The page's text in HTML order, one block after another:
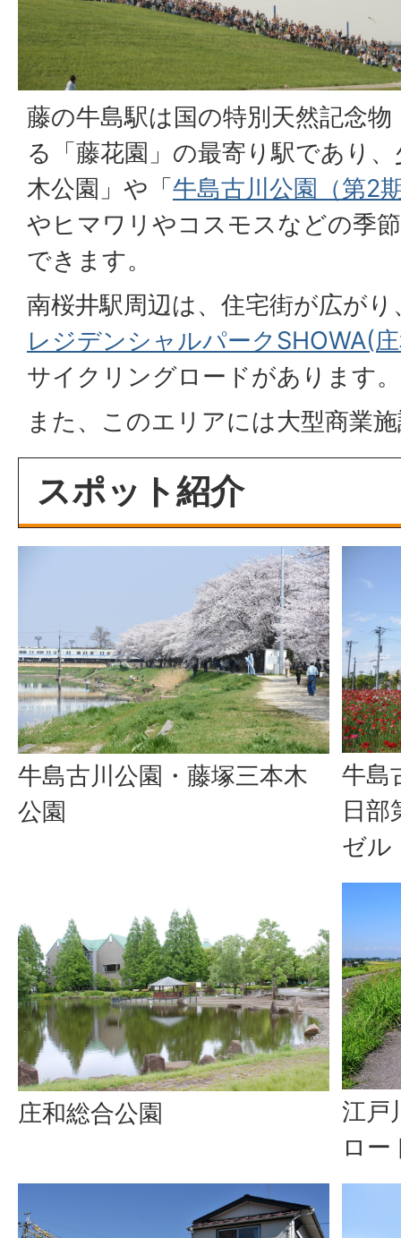
藤の牛島駅は国の特別天然記念
る「藤花園」の最寄り駅であり
木公園」や「 牛島古川公園（第2
やヒマワリやコスモスなどの季
できます。
南桜井駅周辺は、住宅街が広が
レジデンシャルパークSHOWA(
サイクリングロードがあります。
また、このエリアには大型商業
スポット紹介
牛島古川公園・藤塚三本木
公園
牛島
日部
ゼル
庄和総合公園
江戸
ロー